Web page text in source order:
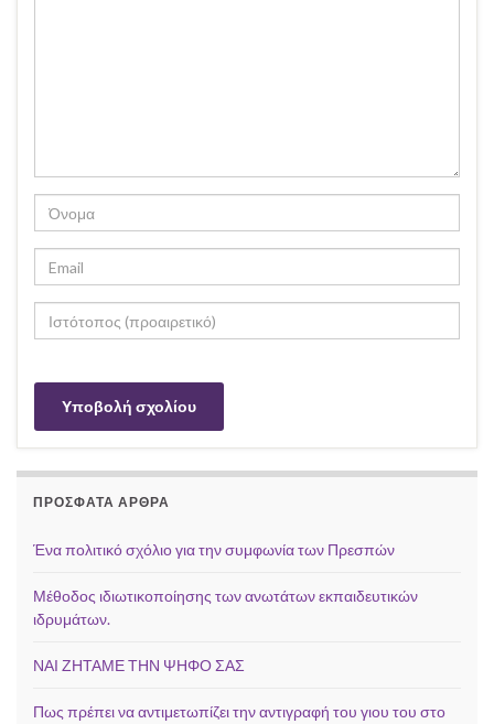
ΠΡΌΣΦΑΤΑ ΆΡΘΡΑ
Ένα πολιτικό σχόλιο για την συμφωνία των Πρεσπών
Μέθοδος ιδιωτικοποίησης των ανωτάτων εκπαιδευτικών
ιδρυμάτων.
ΝΑΙ ΖΗΤΑΜΕ ΤΗΝ ΨΗΦΟ ΣΑΣ
Πως πρέπει να αντιμετωπίζει την αντιγραφή του γιου του στο